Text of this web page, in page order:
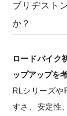
ブリヂスト
か？
ロードバイク
ップアップを
RLシリーズ
すさ、安定性